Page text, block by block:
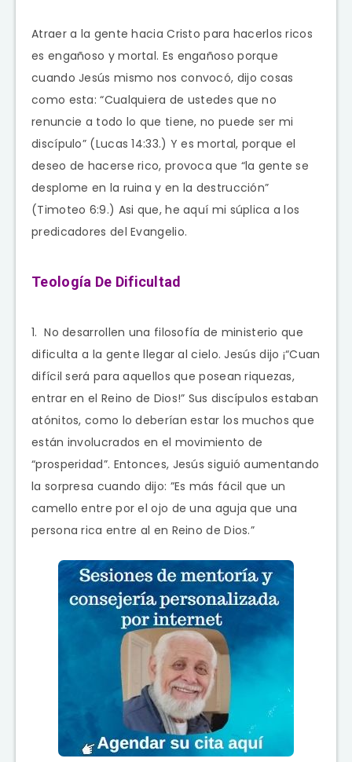
Atraer a la gente hacia Cristo para hacerlos ricos
es engañoso y mortal. Es engañoso porque
cuando Jesús mismo nos convocó, dijo cosas
como esta: “Cualquiera de ustedes que no
renuncie a todo lo que tiene, no puede ser mi
discípulo” (Lucas 14:33.) Y es mortal, porque el
deseo de hacerse rico, provoca que “la gente se
desplome en la ruina y en la destrucción”
(Timoteo 6:9.) Asi que, he aquí mi súplica a los
predicadores del Evangelio.
Teología De Dificultad
1. No desarrollen una filosofía de ministerio que
dificulta a la gente llegar al cielo. Jesús dijo ¡“Cuan
difícil será para aquellos que posean riquezas,
entrar en el Reino de Dios!” Sus discípulos estaban
atónitos, como lo deberían estar los muchos que
están involucrados en el movimiento de
“prosperidad”. Entonces, Jesús siguió aumentando
la sorpresa cuando dijo: ”Es más fácil que un
camello entre por el ojo de una aguja que una
persona rica entre al en Reino de Dios.”